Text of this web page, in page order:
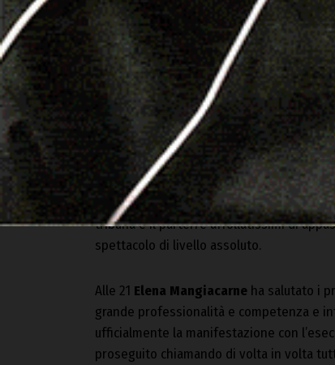
Alessandro Manca tra Francesca Tocca e Kledi Kadiu
Nulla è stato lasciato al caso con un
tavoli riservati agli ospiti a cui sono
tribuna e il parterre affollatissimi di
spettacolo di livello assoluto.
Alle 21 Elena Mangiacarne ha salutato i
grande professionalità e competenza e
ufficialmente la manifestazione con
proseguito chiamando di volta in volta